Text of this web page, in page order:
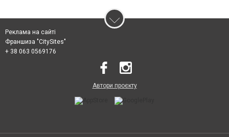
Реклама на сайті
Франшиза "CitySites"
+ 38 063 0569176
Автори проєкту